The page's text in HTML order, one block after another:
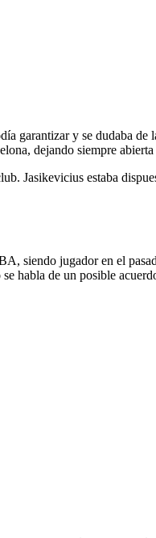
garantizar y se dudaba de
dejando siempre
Jasikevicius estaba
siendo jugador en el
habla de un posible